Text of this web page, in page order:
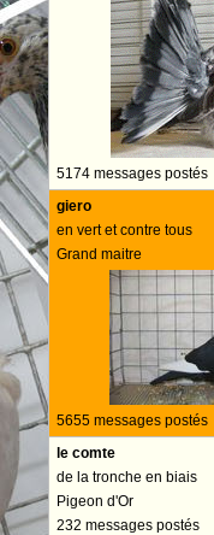
5174 messages postés
giero
en vert et contre tous
Grand maitre
5655 messages postés
le comte
de la tronche en biais
Pigeon d'Or
232 messages postés